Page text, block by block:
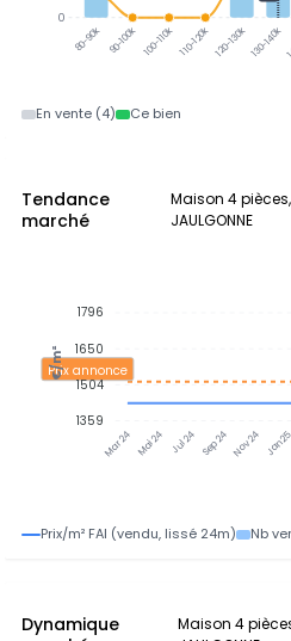
80-90k 90-100k 100-110k110-120k 120-130k130-140k
0
En vente (4) Ce bien
Tendance
marché
Maison 4 pièces,
JAULGONNE
Mar 24 Mai 24 Jul 24 Sep 24Nov 24 Jan 25
Prix annonce
1796
1650
1504
1359
€/m²
Prix/m² FAI (vendu, lissé 24m) Nb
Dynamique
Maison 4